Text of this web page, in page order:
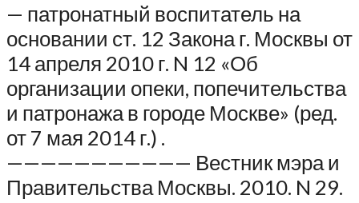
— патронатный воспитатель на
основании ст. 12 Закона г. Москвы от
14 апреля 2010 г. N 12 «Об
организации опеки, попечительства
и патронажа в городе Москве» (ред.
от 7 мая 2014 г.) .
——————————— Вестник мэра и
Правительства Москвы. 2010. N 29.